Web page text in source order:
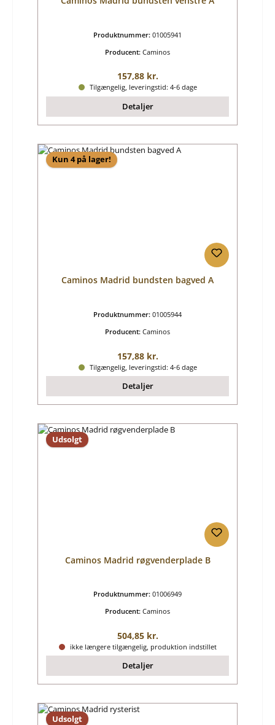
Produktnummer: 01005941
Producent: Caminos
Almindelig pris:
157,88 kr.
Tilgængelig, leveringstid: 4-6 dage
Detaljer
Kun 4 på lager!
Caminos Madrid bundsten bagved A
Produktnummer: 01005944
Producent: Caminos
Almindelig pris:
157,88 kr.
Tilgængelig, leveringstid: 4-6 dage
Detaljer
Udsolgt
Caminos Madrid røgvenderplade B
Produktnummer: 01006949
Producent: Caminos
Almindelig pris:
504,85 kr.
ikke længere tilgængelig, produktion indstillet
Detaljer
Udsolgt